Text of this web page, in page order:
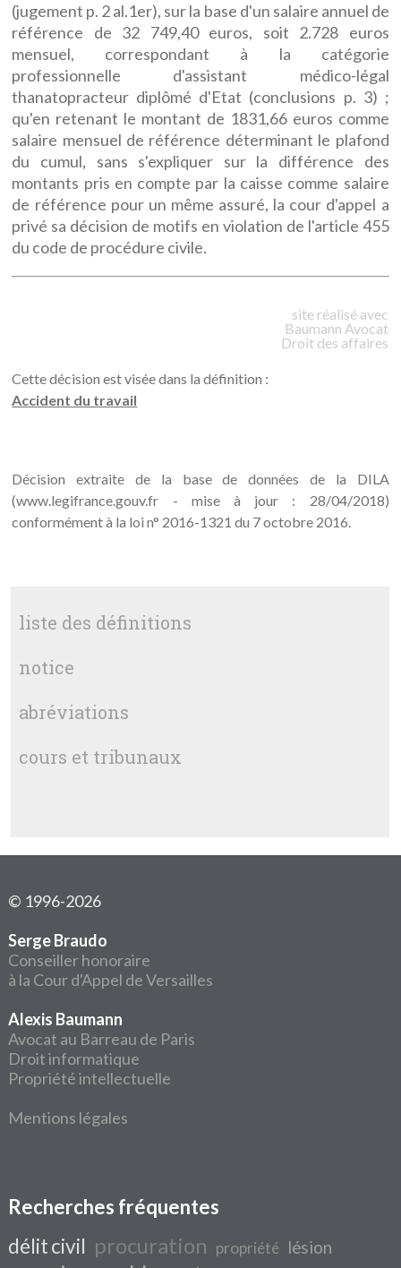
(jugement p. 2 al.1er), sur la base d'un salaire annuel de
référence de 32 749,40 euros, soit 2.728 euros
mensuel, correspondant à la catégorie
professionnelle d'assistant médico-légal
thanatopracteur diplômé d'Etat (conclusions p. 3) ;
qu'en retenant le montant de 1831,66 euros comme
salaire mensuel de référence déterminant le plafond
du cumul, sans s'expliquer sur la différence des
montants pris en compte par la caisse comme salaire
de référence pour un même assuré, la cour d'appel a
privé sa décision de motifs en violation de l'article 455
du code de procédure civile.
site réalisé avec
Baumann Avocat
Droit des affaires
Cette décision est visée dans la définition :
Accident du travail
Décision extraite de la base de données de la DILA
(www.legifrance.gouv.fr - mise à jour : 28/04/2018)
conformément à la loi n° 2016-1321 du 7 octobre 2016.
liste des définitions
notice
abréviations
cours et tribunaux
© 1996-2026
Serge Braudo
Conseiller honoraire
à la Cour d'Appel de Versailles
Alexis Baumann
Avocat au Barreau de Paris
Droit informatique
Propriété intellectuelle
Mentions légales
Recherches fréquentes
délit civil procuration propriété lésion